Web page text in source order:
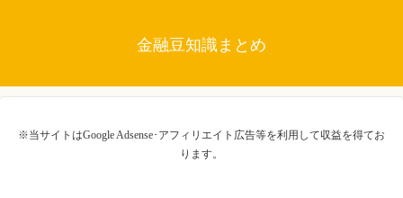
金融豆知識まとめ
※当サイトはGoogle Adsense･アフィリエイト広告等を利用して収益を得てお
ります。